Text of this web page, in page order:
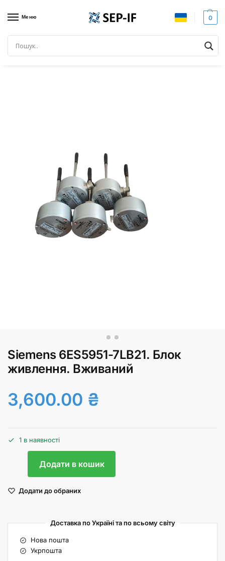
Меню 0
Головна Siemens 6ES5951-7LB21. Блок живлення. Вживаний
Siemens 6ES5951-7LB21. Блок
живлення. Вживаний
3,600.00 ₴
1 в наявності
Додати в кошик
Додати до обраних
Доставка по Україні та по всьому світу
Нова пошта
Укрпошта